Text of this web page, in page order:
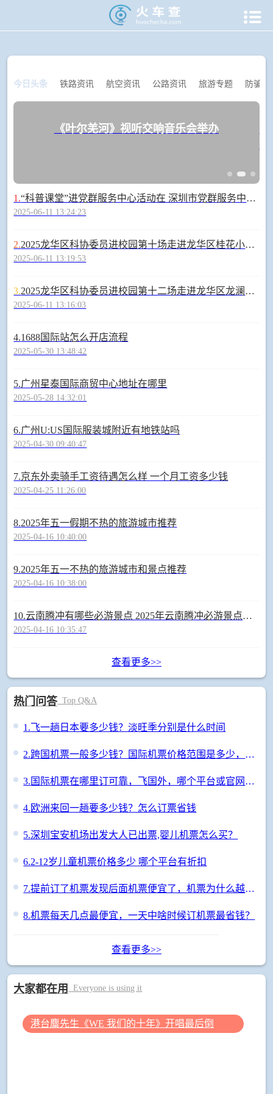

今日头条 铁路资讯 航空资讯 公路资讯 旅游专题 防骗专
《叶尔羌河》视听交响音乐会举办
1.“科普课堂”进党群服务中心活动在 深圳市党群服务中心启幕
2025-06-11 13:24:23
2.2025龙华区科协委员进校园第十场走进龙华区桂花小学—王细生医生《拥抱青春，解密成长》
2025-06-11 13:19:53
3.2025龙华区科协委员进校园第十二场走进龙华区龙澜学校—赫家烨《微观世界-我们身边的宇宙》
2025-06-11 13:16:03
4.1688国际站怎么开店流程
2025-05-30 13:48:42
5.广州星泰国际商贸中心地址在哪里
2025-05-28 14:32:01
6.广州U:US国际服装城附近有地铁站吗
2025-04-30 09:40:47
7.京东外卖骑手工资待遇怎么样 一个月工资多少钱
2025-04-25 11:26:00
8.2025年五一假期不热的旅游城市推荐
2025-04-16 10:40:00
9.2025年五一不热的旅游城市和景点推荐
2025-04-16 10:38:00
10.云南腾冲有哪些必游景点 2025年云南腾冲必游景点指南
2025-04-16 10:35:47
查看更多>>
热门问答Top Q&A
1.飞一趟日本要多少钱？淡旺季分别是什么时间
2.跨国机票一般多少钱？国际机票价格范围是多少，咋订便宜
3. 国际机票在哪里订可靠，飞国外，哪个平台或官网订票最放心？
4.欧洲来回一趟要多少钱？怎么订票省钱
5.深圳宝安机场出发大人已出票,婴儿机票怎么买？
6.2-12岁儿童机票价格多少 哪个平台有折扣
7.提前订了机票发现后面机票便宜了，机票为什么越晚买越便宜
8.机票每天几点最便宜，一天中啥时候订机票最省钱？
查看更多>>
大家都在用 Everyone is using it
港台麋先生《WE 我们的十年》开唱最后倒